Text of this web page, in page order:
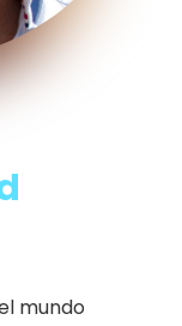
mundo